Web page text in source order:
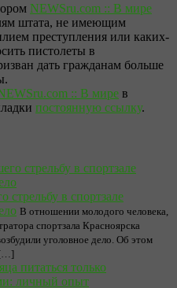
NEWSru.com :: В мире
штата, не имеющим
преступления или каких-
пистолеты в
дать гражданам больше
:: В мире в
постоянную ссылку.
в спортзале
В отношении молодого человека,
спортзала Красноярска
уголовное дело. Об этом
[…]